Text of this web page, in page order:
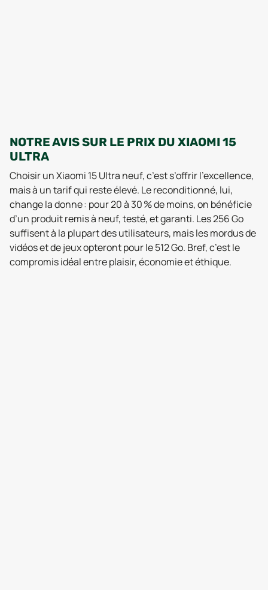
NOTRE AVIS SUR LE PRIX DU XIAOMI 15
ULTRA
Choisir un Xiaomi 15 Ultra neuf, c’est s’offrir l’excellence,
mais à un tarif qui reste élevé. Le reconditionné, lui,
change la donne : pour 20 à 30 % de moins, on bénéficie
d’un produit remis à neuf, testé, et garanti. Les 256 Go
suffisent à la plupart des utilisateurs, mais les mordus de
vidéos et de jeux opteront pour le 512 Go. Bref, c’est le
compromis idéal entre plaisir, économie et éthique.